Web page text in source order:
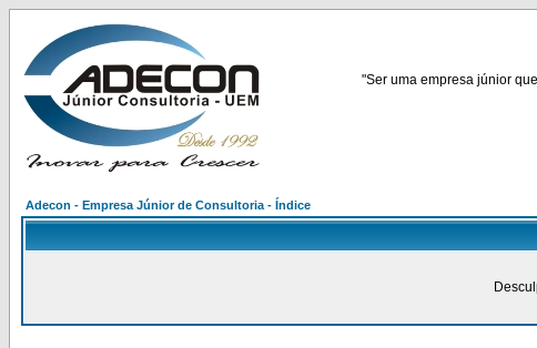
"Ser uma empresa júnior
Adecon - Empresa Júnior de Consultoria - Índice